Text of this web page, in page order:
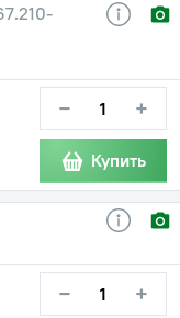
− +
Купить
− +